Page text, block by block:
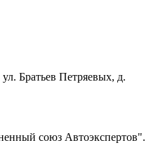
Братьев Петряевых, д.
союз Автоэкспертов".